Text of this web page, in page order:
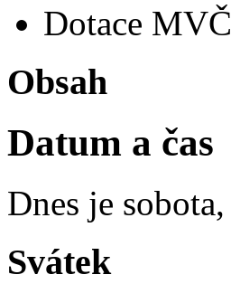
Dotace
Obsah
Datum a čas
Dnes je sobota,
Svátek